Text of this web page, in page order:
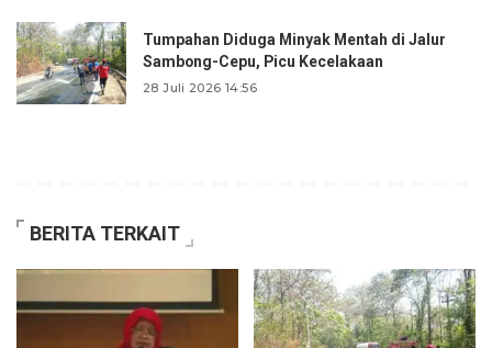
Tumpahan Diduga Minyak Mentah di Jalur
Sambong-Cepu, Picu Kecelakaan
28 Juli 2026 14:56
BERITA TERKAIT